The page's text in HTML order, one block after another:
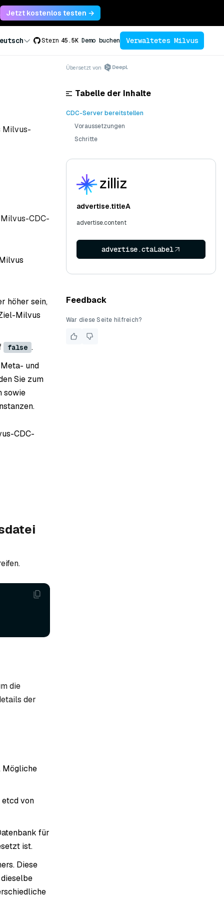
Jetzt kostenlos testen →
Stern 45.5K Demo buchen Verwaltetes Milvus
Milvus-
CDC-
höher sein,
Milvus
false .
und
Sie zum
sowie
CDC-
die
der
Mögliche
etcd von
für
ist.
Diese
Übersetzt von
Tabelle der Inhalte
CDC-Server bereitstellen
Voraussetzungen
Schritte
advertise.titleA
advertise.content
advertise.ctaLabel
Feedback
War diese Seite hilfreich?